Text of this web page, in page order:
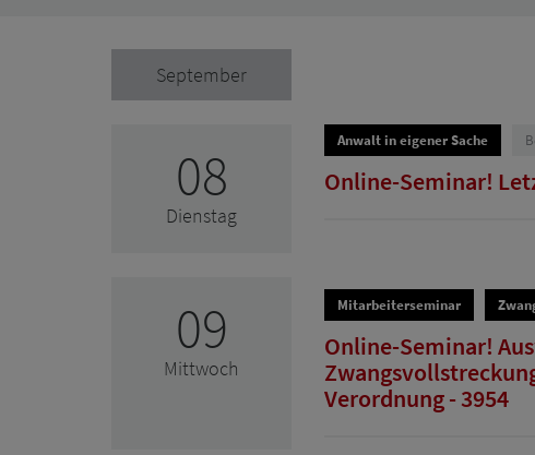
September
08
Dienstag
Anwalt in eigener Sache
Online-Seminar!
09
Mittwoch
Mitarbeiterseminar
Online-Seminar!
Verordnung - 3954